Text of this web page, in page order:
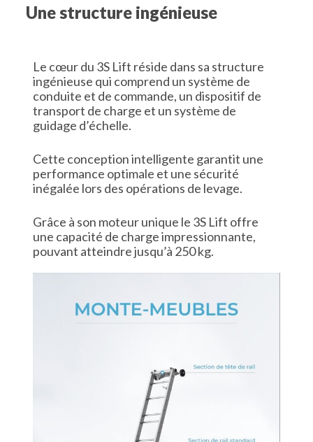
Une structure ingénieuse
Le cœur du 3S Lift réside dans sa structure
ingénieuse qui comprend un système de
conduite et de commande, un dispositif de
transport de charge et un système de
guidage d’échelle.
Cette conception intelligente garantit une
performance optimale et une sécurité
inégalée lors des opérations de levage.
Grâce à son moteur unique le 3S Lift offre
une capacité de charge impressionnante,
pouvant atteindre jusqu’à 250 kg.